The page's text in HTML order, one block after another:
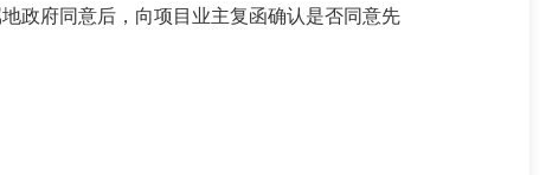
政府同意后，向项目业主复函确认是否同意先